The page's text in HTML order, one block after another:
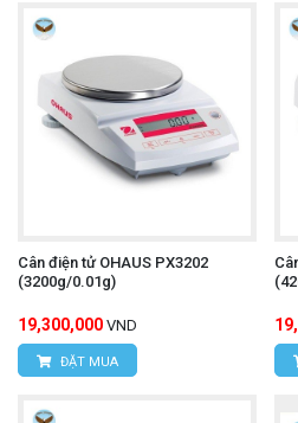
Cân điện tử OHAUS PX3202
(3200g/0.01g)
19,300,000 VND
ĐẶT MUA